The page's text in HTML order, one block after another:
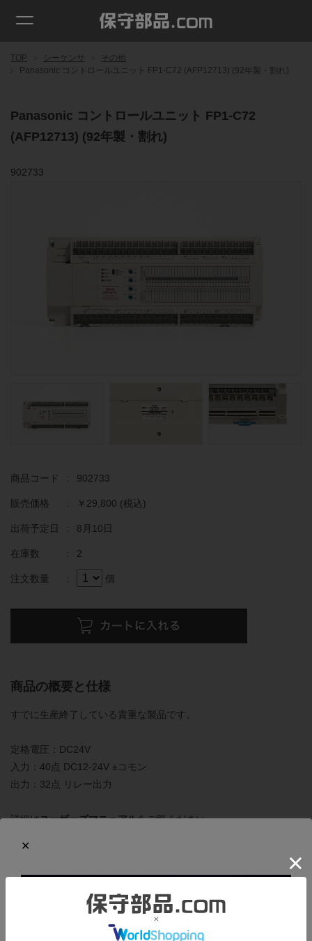
TOP シーケンサ
その他
Panasonic コントロールユニット FP1-C72 (AFP12713) (92年製・割れ)
Panasonic コントロールユニット FP1-C72
(AFP12713) (92年製・割れ)
902733
商品コード : 902733
販売価格 : ￥29,800 (税込)
出荷予定日 : 8月10日
在庫数 : 2
注文数量 : 個
商品の概要と仕様
すでに生産終了している貴重な製品です。
定格電圧：DC24V
入力：40点 DC12-24V ±コモン
出力：32点 リレー出力
詳細はユーザーズマニュアルをご覧ください。
商品の状態
正常に動作することを確認しました。下記の確認を行っていま
・プログラミングソフトウェア「FPWIN GR」でメモリの消去と